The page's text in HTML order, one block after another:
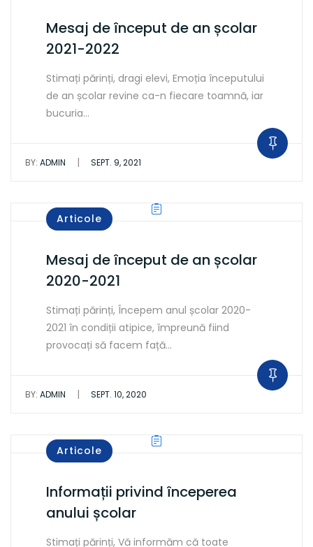
Mesaj de început de an școlar
2021-2022
Stimați părinți, dragi elevi, ​Emoția începutului
de an școlar revine ca-n fiecare toamnă, iar
bucuria…
BY: ADMIN | SEPT. 9, 2021
Articole
Mesaj de început de an școlar
2020-2021
Stimați părinți, Începem anul școlar 2020-
2021 în condiții atipice, împreună fiind
provocați să facem față…
BY: ADMIN | SEPT. 10, 2020
Articole
Informații privind începerea
anului școlar
Stimați părinți, Vă informăm că toate